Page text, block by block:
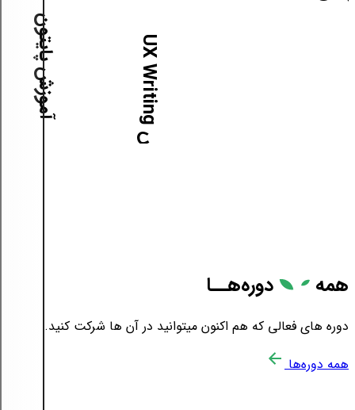
آ
م
و
ز
ش
U
X
W
r
i
t
i
n
g آموزش پایتون
همه دوره‌هــا
دوره های فعالی که هم اکنون میتوانید در آن ها شرکت کنید.
همه دوره‌ها